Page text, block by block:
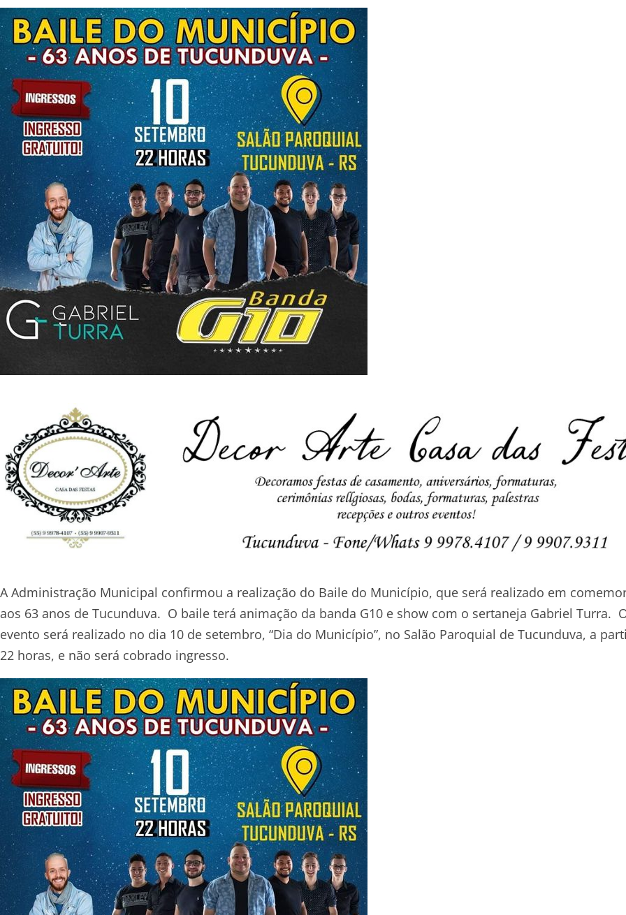
A Administração Municipal confirmou a realização do Baile do Município, que será realizado em
aos 63 anos de Tucunduva. O baile terá animação da banda G10 e show com o sertaneja Gabriel Turra.
evento será realizado no dia 10 de setembro, “Dia do Município”, no Salão Paroquial de Tucunduva, a
22 horas, e não será cobrado ingresso.